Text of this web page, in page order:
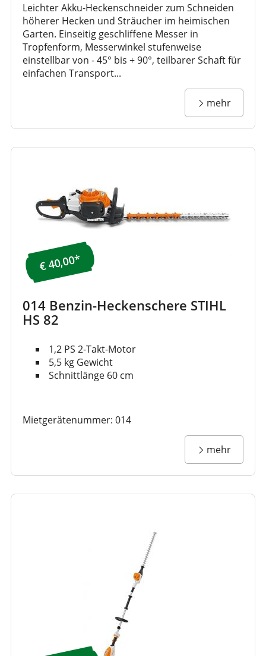
Leichter Akku-Heckenschneider zum Schneiden
höherer Hecken und Sträucher im heimischen
Garten. Einseitig geschliffene Messer in
Tropfenform, Messerwinkel stufenweise
einstellbar von - 45° bis + 90°, teilbarer Schaft für
einfachen Transport...
mehr
€ 40,00*
014 Benzin-Heckenschere STIHL
HS 82
1,2 PS 2-Takt-Motor
5,5 kg Gewicht
Schnittlänge 60 cm
Mietgerätenummer: 014
mehr